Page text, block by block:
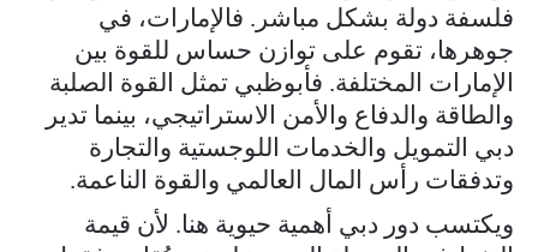
فلسفة دولة بشكل مباشر. فالإمارات، في
جوهرها، تقوم على توازن حساس للقوة بين
الإمارات المختلفة. فأبوظبي تمثل القوة الصلبة
والطاقة والدفاع والأمن الاستراتيجي، بينما تدير
دبي التمويل والخدمات اللوجستية والتجارة
وتدفقات رأس المال العالمي والقوة الناعمة.
ويكتسب دور دبي أهمية حيوية هنا. لأن قيمة